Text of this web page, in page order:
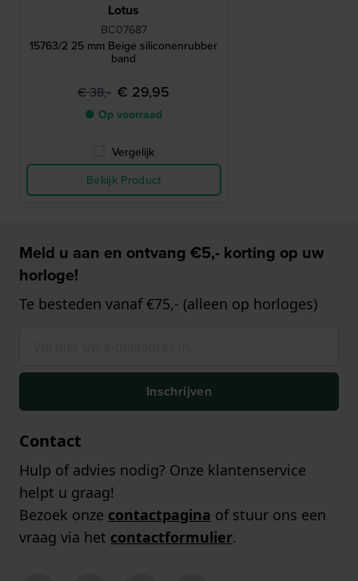
Lotus
BC07687
15763/2 25 mm Beige siliconenrubber
band
€ 38,- € 29,95
● Op voorraad
Vergelijk
Bekijk Product
Meld u aan en ontvang €5,- korting op uw
horloge!
Te besteden vanaf €75,- (alleen op horloges)
Inschrijven
Contact
Hulp of advies nodig? Onze klantenservice
helpt u graag!
Bezoek onze contactpagina of stuur ons een
vraag via het contactformulier.